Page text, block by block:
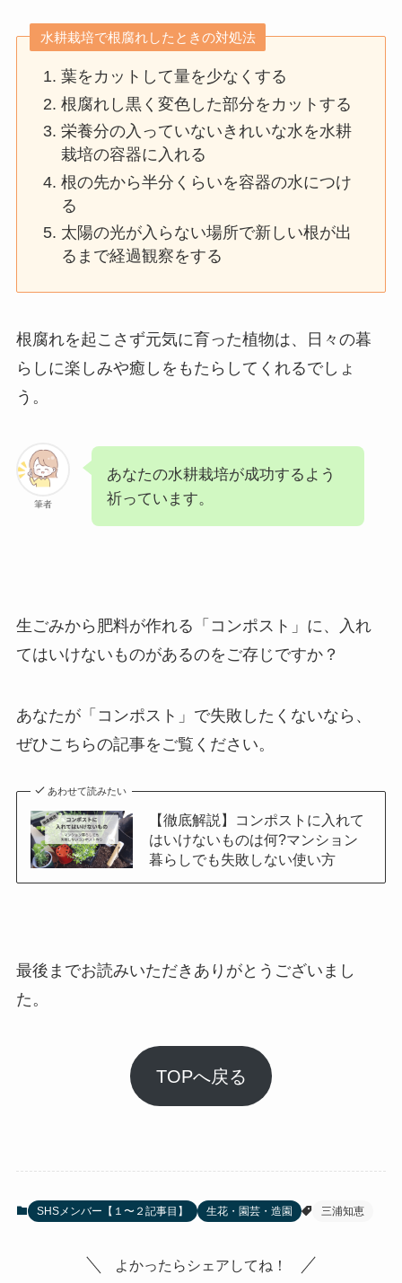
水耕栽培で根腐れしたときの対処法
葉をカットして量を少なくする
根腐れし黒く変色した部分をカットする
栄養分の入っていないきれいな水を水耕
栽培の容器に入れる
根の先から半分くらいを容器の水につけ
る
太陽の光が入らない場所で新しい根が出
るまで経過観察をする
根腐れを起こさず元気に育った植物は、日々の暮
らしに楽しみや癒しをもたらしてくれるでしょ
う。
筆者
あなたの水耕栽培が成功するよう
祈っています。
生ごみから肥料が作れる「コンポスト」に、入れ
てはいけないものがあるのをご存じですか？
あなたが「コンポスト」で失敗したくないなら、
ぜひこちらの記事をご覧ください。
あわせて読みたい
【徹底解説】コンポストに入れて
はいけないものは何?マンション
暮らしでも失敗しない使い方
最後までお読みいただきありがとうございまし
た。
TOPへ戻る
SHSメンバー【１〜２記事目】 生花・園芸・造園 三浦知恵
よかったらシェアしてね！